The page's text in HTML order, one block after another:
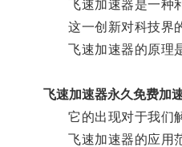
飞速加速器是一种利
这一创新对科技界的
飞速加速器的原理是
飞速加速器永久免费加
它的出现对于我们解
飞速加速器的应用范